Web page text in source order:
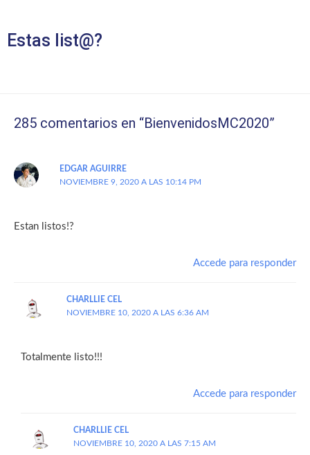
Estas list@?
285 comentarios en “BienvenidosMC2020”
EDGAR AGUIRRE
NOVIEMBRE 9, 2020 A LAS 10:14 PM
Estan listos!?
Accede para responder
CHARLLIE CEL
NOVIEMBRE 10, 2020 A LAS 6:36 AM
Totalmente listo!!!
Accede para responder
CHARLLIE CEL
NOVIEMBRE 10, 2020 A LAS 7:15 AM